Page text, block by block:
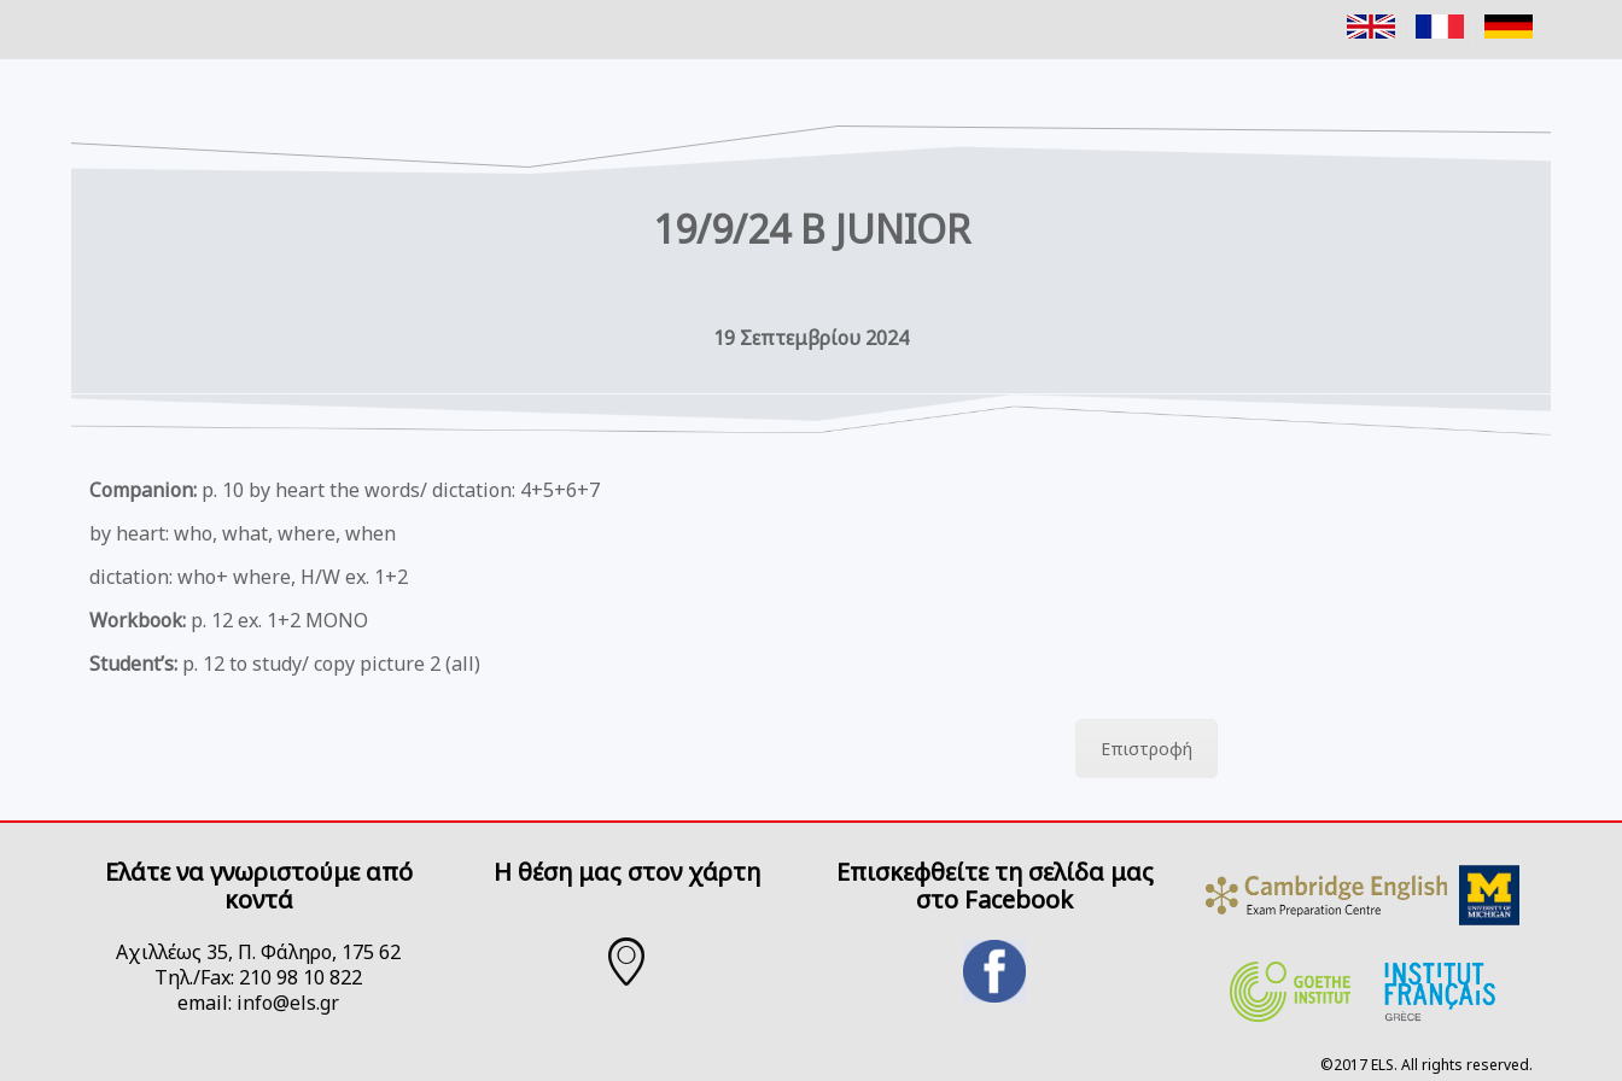
19/9/24 B JUNIOR
19 Σεπτεμβρίου 2024
Companion: p. 10 by heart the words/ dictation: 4+5+6+7
by heart: who, what, where, when
dictation: who+ where, H/W ex. 1+2
Workbook: p. 12 ex. 1+2 MONO
Student’s: p. 12 to study/ copy picture 2 (all)
Επιστροφή
Ελάτε να γνωριστούμε από
κοντά
Αχιλλέως 35, Π. Φάληρο, 175 62
Τηλ./Fax: 210 98 10 822
email: info@els.gr
H θέση μας στον χάρτη
Επισκεφθείτε τη σελίδα μας
στο Facebook
©2017 ELS. All rights reserved.